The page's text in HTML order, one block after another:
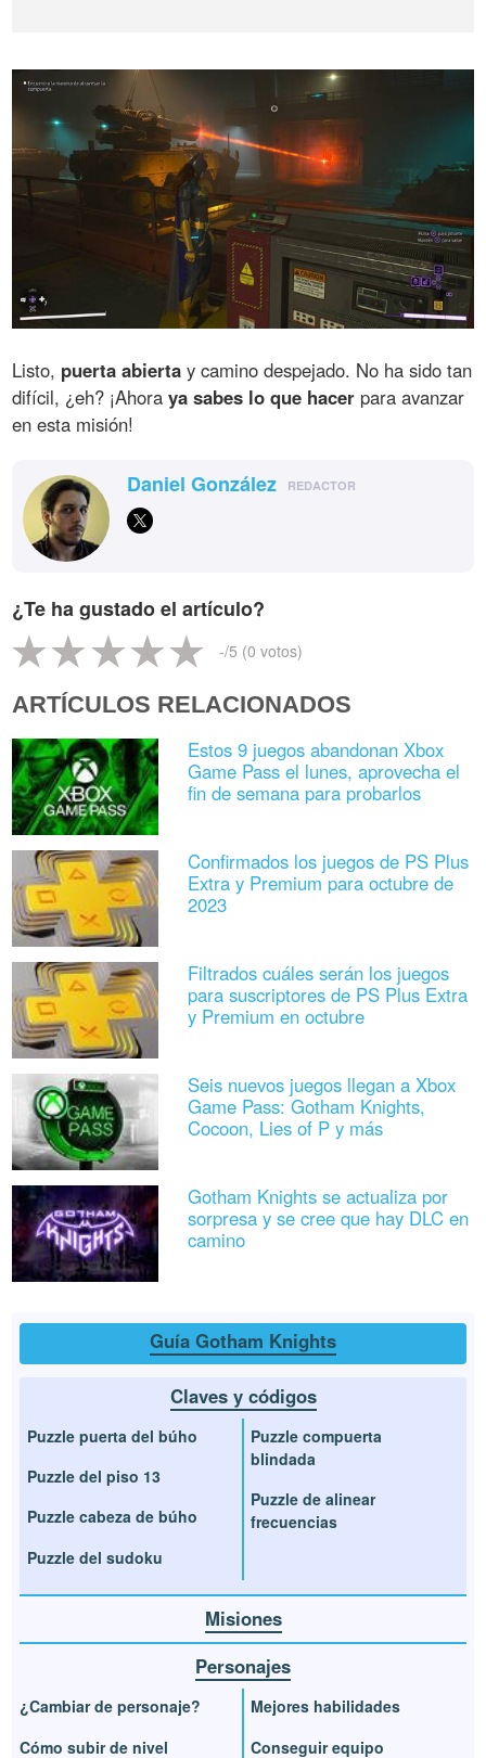
Listo, puerta abierta y camino despejado. No ha sido tan
difícil, ¿eh? ¡Ahoraya sabes lo que hacer para avanzar
en esta misión!
Daniel González REDACTOR
¿Te ha gustado el artículo?
-/5 (0 votos)
ARTÍCULOS RELACIONADOS
Estos 9 juegos abandonan Xbox
Game Pass el lunes, aprovecha el
fin de semana para probarlos
Confirmados los juegos de PS Plus
Extra y Premium para octubre de
2023
Filtrados cuáles serán los juegos
para suscriptores de PS Plus Extra
y Premium en octubre
Seis nuevos juegos llegan a Xbox
Game Pass: Gotham Knights,
Cocoon, Lies of P y más
Gotham Knights se actualiza por
sorpresa y se cree que hay DLC en
camino
Guía Gotham Knights
Claves y códigos
Puzzle puerta del búho
Puzzle del piso 13
Puzzle cabeza de búho
Puzzle del sudoku
Puzzle compuerta
blindada
Puzzle de alinear
frecuencias
Misiones
Personajes
¿Cambiar de personaje?
Cómo subir de nivel
Mejores habilidades
Conseguir equipo